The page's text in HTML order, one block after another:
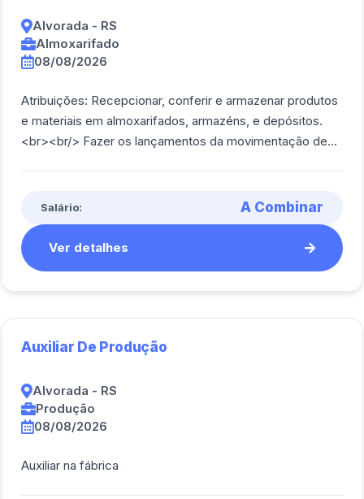
Alvorada - RS
Almoxarifado
08/08/2026
Atribuições: Recepcionar, conferir e armazenar produtos
e materiais em almoxarifados, armazéns, e depósitos.
<br><br/> Fazer os lançamentos da movimentação de
Salário: A Combinar
Ver detalhes
Auxiliar De Produção
Alvorada - RS
Produção
08/08/2026
Auxiliar na fábrica